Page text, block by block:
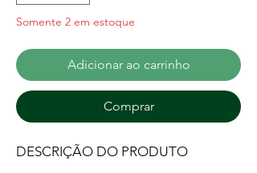
Somente 2 em estoque
Adicionar ao carrinho
Comprar
DESCRIÇÃO DO PRODUTO